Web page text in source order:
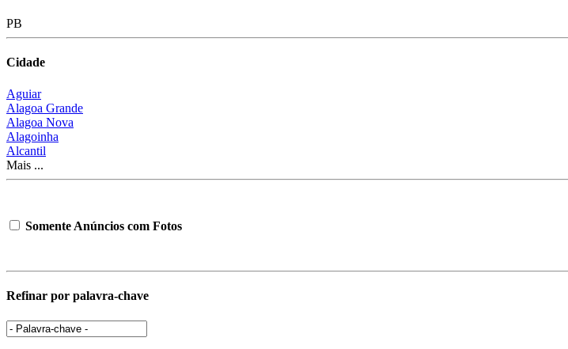
PB
Cidade
Aguiar
Alagoa Grande
Alagoa Nova
Alagoinha
Alcantil
Mais ...
Somente Anúncios com Fotos
Refinar por palavra-chave